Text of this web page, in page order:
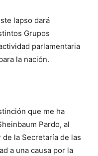
lapso dará
Grupos
parlamentaria
la nación.
que me ha
Pardo, al
la Secretaría de las
a una causa por la